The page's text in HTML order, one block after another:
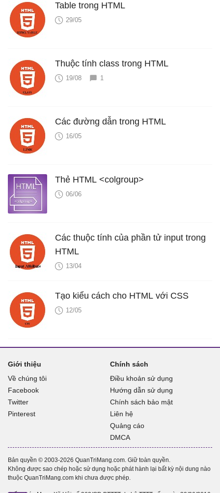
Table trong HTML
29/05
Thuộc tính class trong HTML
19/08 1
Các đường dẫn trong HTML
16/05
Thẻ HTML <colgroup>
06/06
Các thuộc tính của phần tử input trong
HTML
13/04
Tạo kiểu cách cho HTML với CSS
12/05
Giới thiệu
Về chúng tôi
Facebook
Twitter
Pinterest
Chính sách
Điều khoản sử dụng
Hướng dẫn sử dụng
Chính sách bảo mật
Liên hệ
Quảng cáo
DMCA
Bản quyền © 2003-2026 QuanTriMang.com. Giữ toàn quyền.
Không được sao chép hoặc sử dụng hoặc phát hành lại bất kỳ nội dung nào
thuộc QuanTriMang.com khi chưa được phép.